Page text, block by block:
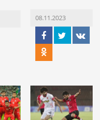
08.11.2023